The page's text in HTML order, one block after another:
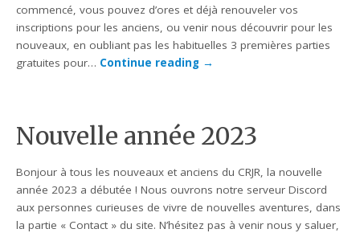
commencé, vous pouvez d’ores et déjà renouveler vos
inscriptions pour les anciens, ou venir nous découvrir pour les
nouveaux, en oubliant pas les habituelles 3 premières parties
gratuites pour… Continue reading →
Nouvelle année 2023
Bonjour à tous les nouveaux et anciens du CRJR, la nouvelle
année 2023 a débutée ! Nous ouvrons notre serveur Discord
aux personnes curieuses de vivre de nouvelles aventures, dans
la partie « Contact » du site. N’hésitez pas à venir nous y saluer,